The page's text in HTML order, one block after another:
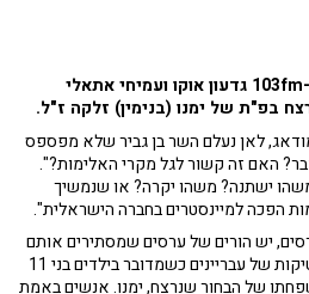
בפתח התוכנית שבע תשע ב-103fm גדעון אוקו ועמיחי אתאלי
בפ"ת של ימנו (בנימין) זלקה ז"ל.
לאן נעלם השר בן גביר שלא מפספס
האם זה קשור לגל מקרי האלימות?".
ישתנה? משהו יקרה? או שנמשיך
הפכה למיינסטרים בחברה הישראלית".
יש הורים של ערסים שמסתירים אותם
בדירות מסתור ומתנהגים בפרקטיקות של עבריינים כשמדובר בילדים בני 11
משפחתו של הבחור שנרצח, ימנו. אנשים באמת